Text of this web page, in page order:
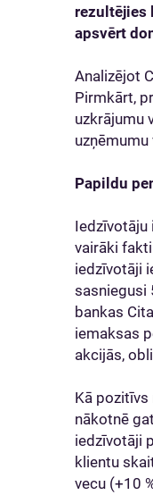
rezultējies
apsvērt
Analizējot
Pirmkārt,
uzkrājumu
Papildu
Iedzīvotāju
vairāki
iedzīvotāji
sasniegusi
bankas
iemaksas
akcijās,
Kā
nākotnē
iedzīvotāji
klientu
vecu (+10